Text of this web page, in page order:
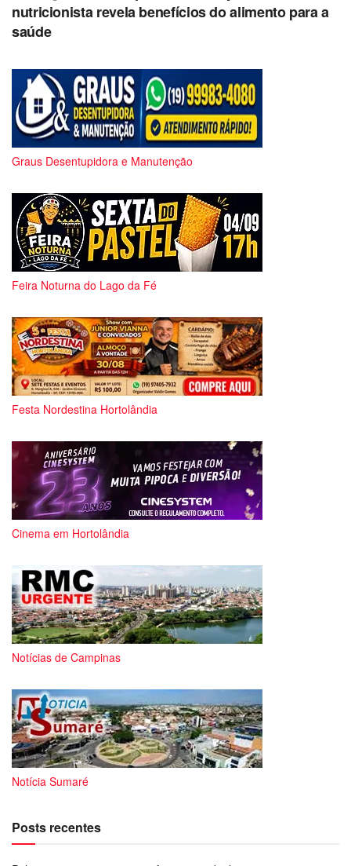
nutricionista revela benefícios do alimento para a
saúde
Graus Desentupidora e Manutenção
Feira Noturna do Lago da Fé
Festa Nordestina Hortolândia
Cinema em Hortolândia
Notícias de Campinas
Notícia Sumaré
Posts recentes